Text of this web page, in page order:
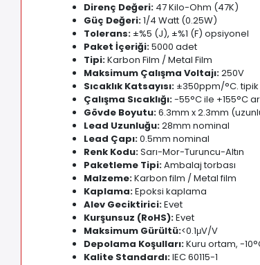
Direnç Değeri: 47 Kilo-Ohm (47K)
Güç Değeri:1/4 Watt (0.25W)
Tolerans: ±%5 (J), ±%1 (F) opsiyonel
Paket İçeriği:5000 adet
Tipi:Karbon Film / Metal Film
Maksimum Çalışma Voltajı:250V
Sıcaklık Katsayısı: ±350ppm/°C.tipik
Çalışma Sıcaklığı:-55°C ile +155°C
Gövde Boyutu:6.3mm x 2.3mm
Lead Uzunluğu:28mm nominal
Lead Çapı:0.5mm nominal
Renk Kodu:Sarı-Mor-Turuncu-Altın
Paketleme Tipi:Ambalaj torbası
Malzeme:Karbon film / Metal film
Kaplama:Epoksi kaplama
Alev Geciktirici:Evet
Kurşunsuz (RoHS):Evet
Maksimum Gürültü:<0.1μV/V
Depolama Koşulları:Kuru ortam, -
Kalite Standardı:IEC 60115-1